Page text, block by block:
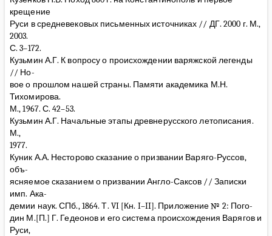
крещение
Руси в средневековых письменных источниках // ДГ. 2000 г. М.,
2003.
С. 3–172.
Кузьмин А.Г. К вопросу о происхождении варяжской легенды
// Но-
вое о прошлом нашей страны. Памяти академика М.Н.
Тихомирова.
М., 1967. С. 42–53.
Кузьмин А.Г. Начальные этапы древнерусского летописания.
М.,
1977.
Куник А.А. Несторово сказание о призвании Варяго-Руссов,
объ-
ясняемое сказанием о призвании Англо-Саксов // Записки
имп. Ака-
демии наук. СПб., 1864. Т. VI [Кн. I–II]. Приложение № 2: Пого-
дин М.[П.] Г. Гедеонов и его система происхождения Варягов и
Руси,